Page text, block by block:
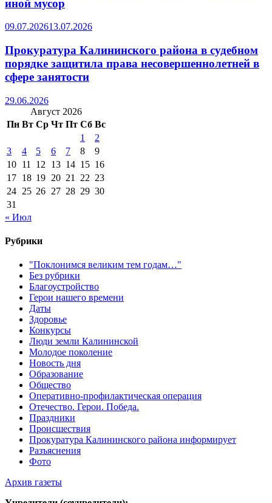
иной мусор
09.07.202613.07.2026
Прокуратура Калининского района в судебном
порядке защитила права несовершеннолетней в
сфере занятости
29.06.2026
Август 2026
Пн Вт Ср Чт Пт Сб Вс
1
2
3
4 5 6 7 8
9
10 11 12 13 14 15 16
17 18 19 20 21 22 23
24 25 26 27 28 29 30
31
« Июл
Рубрики
"Поклонимся великим тем годам…"
Без рубрики
Благоустройство
Герои нашего времени
Даты
Здоровье
Конкурсы
Люди земли Калининской
Молодое поколение
Новость дня
Образование
Общество
Оперативно-профилактическая операция
Отечество. Герои. Победа.
Праздники
Происшествия
Прокуратура Калининского района информирует
Разъяснения
Фото
Архив газеты